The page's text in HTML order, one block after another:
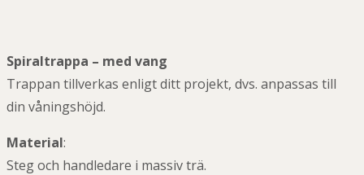
Spiraltrappa – med vang
Trappan tillverkas enligt ditt projekt, dvs. anpassas till
din våningshöjd.
Material:
Steg och handledare i massiv trä.